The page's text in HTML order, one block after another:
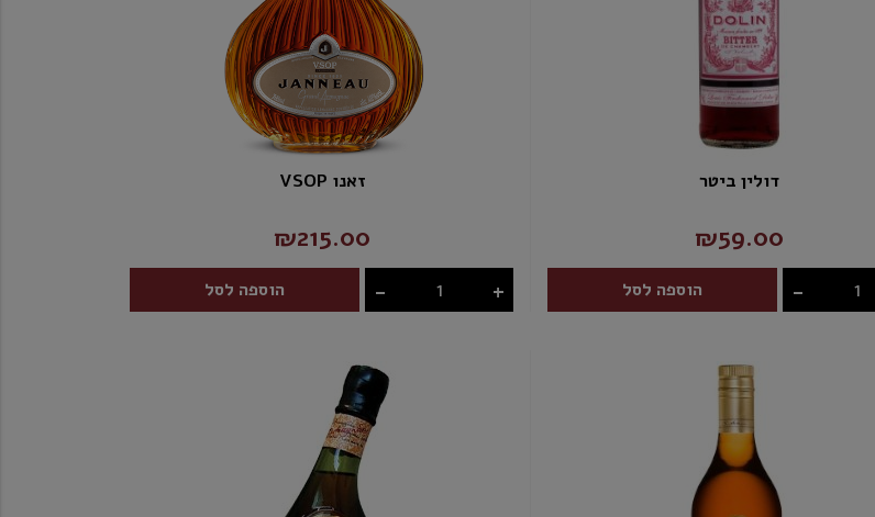
דולין ביטר
₪59.00
- הוספה לסל
זאנו VSOP
₪215.00
- + הוספה לסל